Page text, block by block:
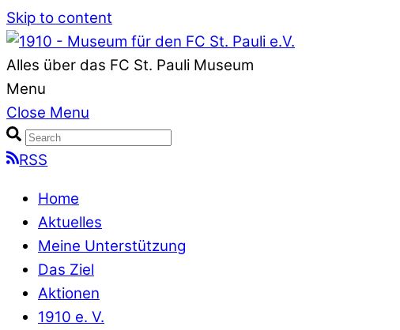
Skip to content
Alles über das FC St. Pauli Museum
Menu
Close Menu
RSS
Home
Aktuelles
Meine Unterstützung
Das Ziel
Aktionen
1910 e. V.